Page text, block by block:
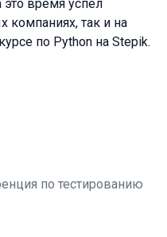
это время успел
компаниях, так и на
по Python на Stepik.
по тестированию